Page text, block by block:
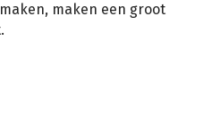
maken een groot